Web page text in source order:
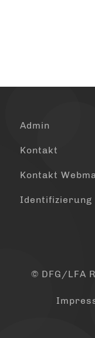
Admin
Kontakt
Kontakt
Identifizierung
© DFG/LFA